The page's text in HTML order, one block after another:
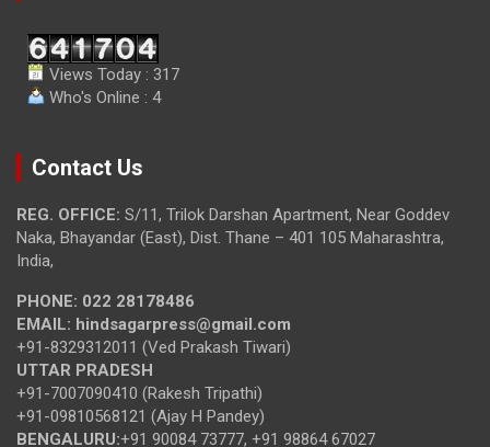
Views Today : 317
Who's Online : 4
Contact Us
REG. OFFICE: S/11, Trilok Darshan Apartment, Near Goddev
Naka, Bhayandar (East), Dist. Thane – 401 105 Maharashtra,
India,
PHONE: 022 28178486
EMAIL: hindsagarpress@gmail.com
+91-8329312011 (Ved Prakash Tiwari)
UTTAR PRADESH
+91-7007090410 (Rakesh Tripathi)
+91-09810568121 (Ajay H Pandey)
BENGALURU:+91 90084 73777, +91 98864 67027